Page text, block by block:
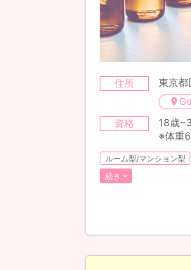
住所
東京都
資格
18歳
※体重
ルーム型/マンション型
続き